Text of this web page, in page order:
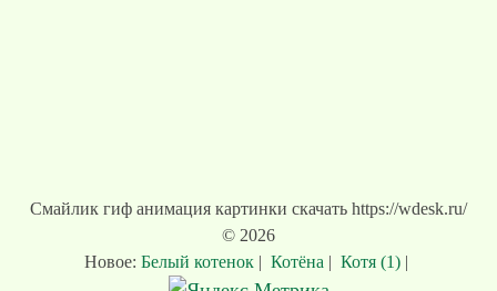
Смайлик гиф анимация картинки скачать https://wdesk.ru/
© 2026
Новое: Белый котенок | Котёна | Котя (1) |